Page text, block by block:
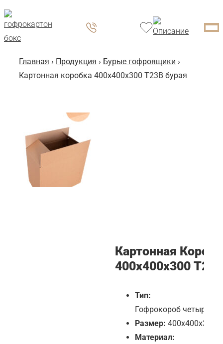
Главная › Продукция › Бурые гофроящики ›
Картонная коробка 400x400x300 Т23B бурая
Картонная
400x400x300
Тип:
Гофрокороб
Размер: 400х400х300
Материал: